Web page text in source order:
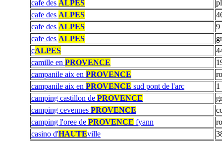
cafe des ALPES
cafe des ALPES
cafe des ALPES
9
cafe des ALPES
cALPES
camille en PROVENCE
campanile aix en PROVENCE
campanile aix en PROVENCE sud pont de l'arc
1
camping castillon de PROVENCE
camping cevennes PROVENCE
camping l'oree de PROVENCE fyann
casino d'HAUTEville